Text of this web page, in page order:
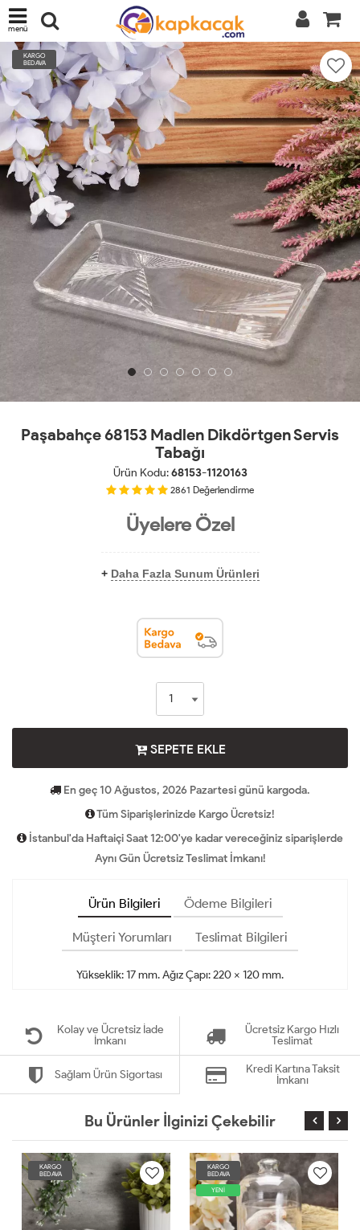
menü
KARGO
BEDAVA
Paşabahçe 68153 Madlen Dikdörtgen Servis
Tabağı
Ürün Kodu:68153-1120163
2861 Değerlendirme
Üyelere Özel
+ Daha Fazla Sunum Ürünleri
SEPETE EKLE
En geç 10 Ağustos, 2026 Pazartesi günü kargoda.
Tüm Siparişlerinizde Kargo Ücretsiz!
İstanbul'da Haftaiçi Saat 12:00'ye kadar vereceğiniz siparişlerde
Aynı Gün Ücretsiz Teslimat İmkanı!
Ürün Bilgileri Ödeme Bilgileri
Müşteri Yorumları Teslimat Bilgileri
Yükseklik: 17 mm. Ağız Çapı: 220 x 120 mm.
Kolay ve Ücretsiz İade
İmkanı
Ücretsiz Kargo Hızlı
Teslimat
Sağlam Ürün Sigortası
Kredi Kartına Taksit
İmkanı
Bu Ürünler İlginizi Çekebilir
KARGO
BEDAVA
KARGO
BEDAVA
YENİ